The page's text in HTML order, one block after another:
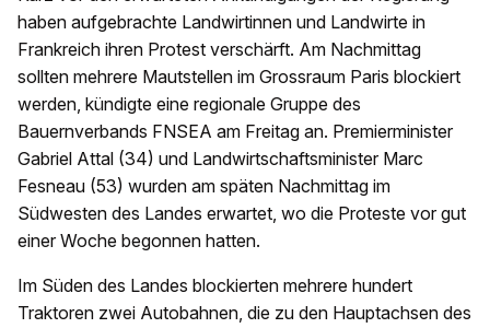
haben aufgebrachte Landwirtinnen und Landwirte in
Frankreich ihren Protest verschärft. Am Nachmittag
sollten mehrere Mautstellen im Grossraum Paris blockiert
werden, kündigte eine regionale Gruppe des
Bauernverbands FNSEA am Freitag an. Premierminister
Gabriel Attal (34) und Landwirtschaftsminister Marc
Fesneau (53) wurden am späten Nachmittag im
Südwesten des Landes erwartet, wo die Proteste vor gut
einer Woche begonnen hatten.
Im Süden des Landes blockierten mehrere hundert
Traktoren zwei Autobahnen, die zu den Hauptachsen des